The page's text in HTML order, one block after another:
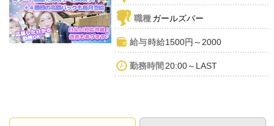
職種ガールズバー
給与時給1500円～2000
勤務時間20:00～LAST